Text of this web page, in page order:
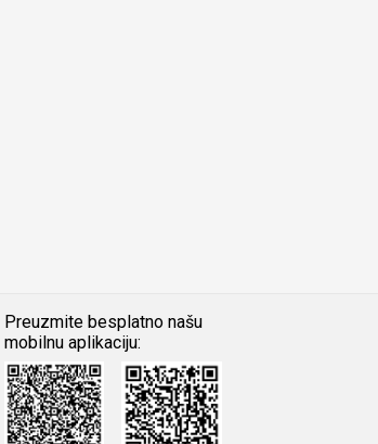
Preuzmite besplatno našu
mobilnu aplikaciju:
Android iOS